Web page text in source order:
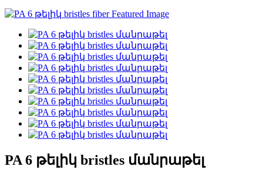
PA 6 թելիկ bristles մանրաթել